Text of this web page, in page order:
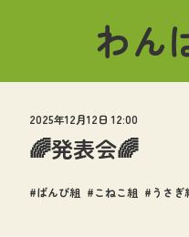
わん
2025年12月12日 12:00
🌈発表会🌈
ばんび組 こねこ組 うさぎ